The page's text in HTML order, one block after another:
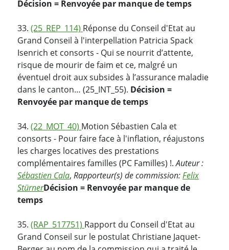
Décision = Renvoyée par manque de temps
33. (25_REP_114) Réponse du Conseil d'Etat au
Grand Conseil à l'interpellation Patricia Spack
Isenrich et consorts - Qui se nourrit d’attente,
risque de mourir de faim et ce, malgré un
éventuel droit aux subsides à l’assurance maladie
dans le canton… (25_INT_55). Décision =
Renvoyée par manque de temps
34. (22_MOT_40) Motion Sébastien Cala et
consorts - Pour faire face à l'inflation, réajustons
les charges locatives des prestations
complémentaires familles (PC Familles) !.Auteur :
Sébastien Cala, Rapporteur(s) de commission:Felix
StürnerDécision = Renvoyée par manque de
temps
35. (RAP_517751) Rapport du Conseil d'Etat au
Grand Conseil sur le postulat Christiane Jaquet-